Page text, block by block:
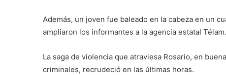
Además, un joven fue baleado en la cabeza en un
ampliaron los informantes a la agencia estatal Télam.
La saga de violencia que atraviesa Rosario, en
criminales, recrudeció en las últimas horas.